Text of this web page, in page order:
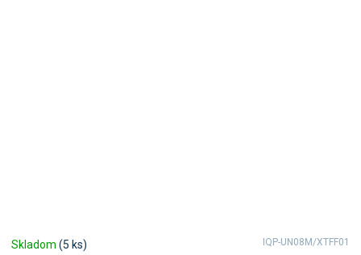
Skladom (5 ks) IQP-UN08M/XTFF01